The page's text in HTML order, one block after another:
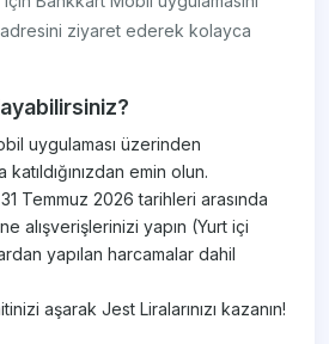
ziyaret ederek kolayca
uygulaması üzerinden
emin olun.
Temmuz 2026 tarihleri arasında
alışverişlerinizi yapın (Yurt içi
yapılan harcamalar dahil
aşarak Jest Liralarınızı kazanın!